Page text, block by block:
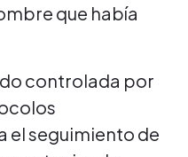
que había
controlada por
el seguimiento de